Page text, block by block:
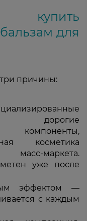
купить
для
причины:
компоненты,
косметика
масс-маркета.
уже после
эффектом —
с каждым